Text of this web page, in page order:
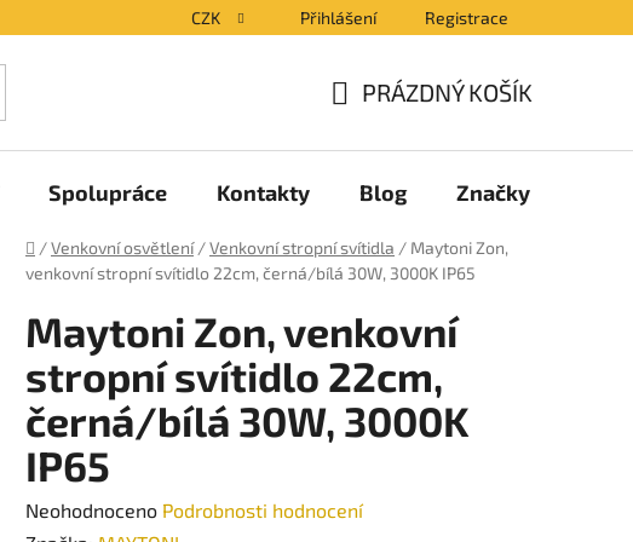
CZK Přihlášení Registrace
KOŠÍK
PRÁZDNÝ KOŠÍK
Spolupráce Kontakty Blog Značky
Domů
/Venkovní osvětlení /Venkovní stropní svítidla / Maytoni Zon,
venkovní stropní svítidlo 22cm, černá/bílá 30W, 3000K IP65
Maytoni Zon, venkovní
stropní svítidlo 22cm,
černá/bílá 30W, 3000K
IP65
Průměrné
Neohodnoceno Podrobnosti hodnocení